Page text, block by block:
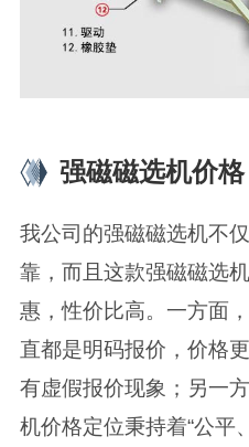
强磁磁选机价格
我公司的强磁磁选机不
靠，而且这款强磁磁选
惠，性价比高。一方面
直都是明码报价，价格
有虚假报价现象；另一
机价格定位秉持着“公平